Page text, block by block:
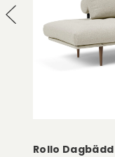
Rollo Dagbädd